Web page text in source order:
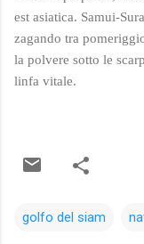
est asiatica. Samui-
zagando tra
la polvere sotto le
linfa vitale.
golfo del siam